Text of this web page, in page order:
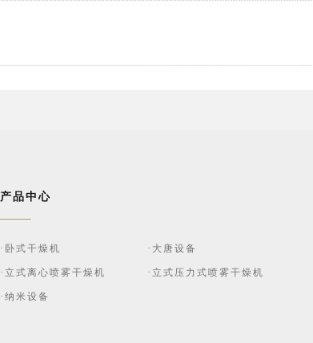
产品中心
·卧式干燥机 ·大唐设备
·立式离心喷雾干燥机 ·立式压力式喷雾干燥机
·纳米设备